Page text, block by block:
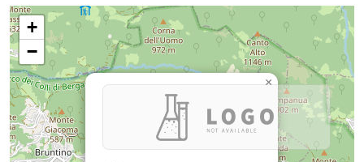
×
+
−